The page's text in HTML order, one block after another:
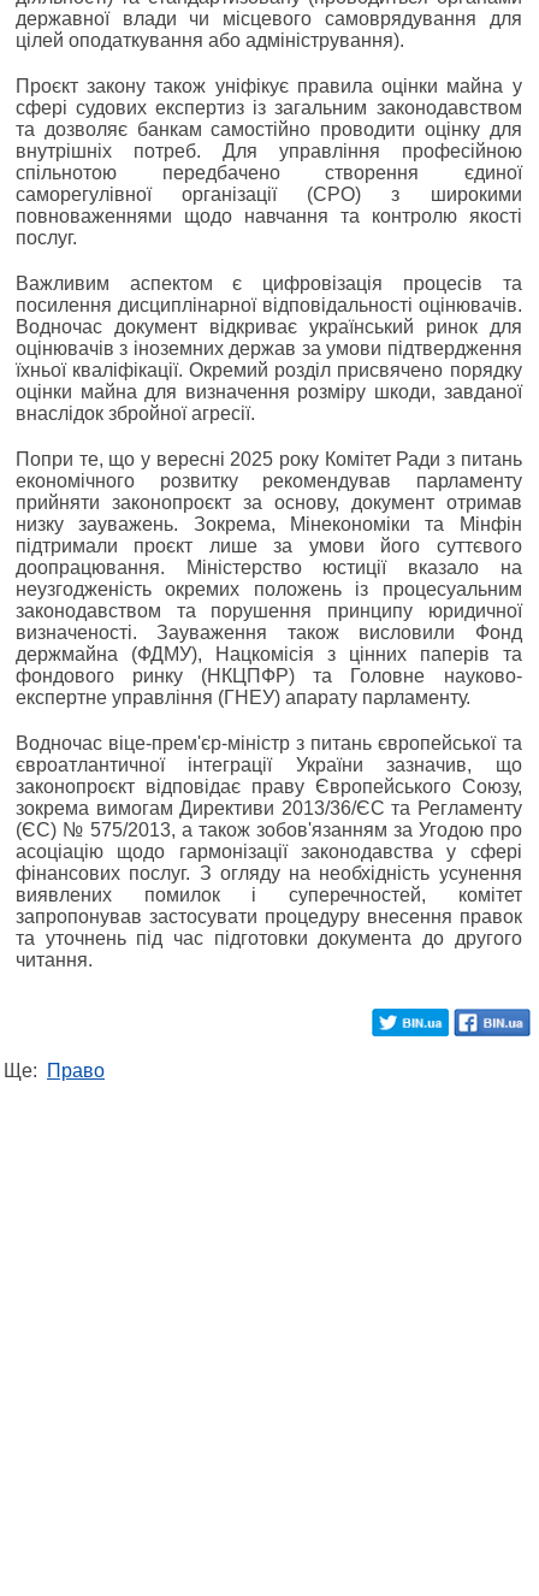
державної влади чи місцевого самоврядування для
цілей оподаткування або адміністрування).
Проєкт закону також уніфікує правила оцінки майна у
сфері судових експертиз із загальним законодавством
та дозволяє банкам самостійно проводити оцінку для
внутрішніх потреб. Для управління професійною
спільнотою передбачено створення єдиної
саморегулівної організації (СРО) з широкими
повноваженнями щодо навчання та контролю якості
послуг.
Важливим аспектом є цифровізація процесів та
посилення дисциплінарної відповідальності оцінювачів.
Водночас документ відкриває український ринок для
оцінювачів з іноземних держав за умови підтвердження
їхньої кваліфікації. Окремий розділ присвячено порядку
оцінки майна для визначення розміру шкоди, завданої
внаслідок збройної агресії.
Попри те, що у вересні 2025 року Комітет Ради з питань
економічного розвитку рекомендував парламенту
прийняти законопроєкт за основу, документ отримав
низку зауважень. Зокрема, Мінекономіки та Мінфін
підтримали проєкт лише за умови його суттєвого
доопрацювання. Міністерство юстиції вказало на
неузгодженість окремих положень із процесуальним
законодавством та порушення принципу юридичної
визначеності. Зауваження також висловили Фонд
держмайна (ФДМУ), Нацкомісія з цінних паперів та
фондового ринку (НКЦПФР) та Головне науково-
експертне управління (ГНЕУ) апарату парламенту.
Водночас віце-прем'єр-міністр з питань європейської та
євроатлантичної інтеграції України зазначив, що
законопроєкт відповідає праву Європейського Союзу,
зокрема вимогам Директиви 2013/36/ЄС та Регламенту
(ЄС) № 575/2013, а також зобов'язанням за Угодою про
асоціацію щодо гармонізації законодавства у сфері
фінансових послуг. З огляду на необхідність усунення
виявлених помилок і суперечностей, комітет
запропонував застосувати процедуру внесення правок
та уточнень під час підготовки документа до другого
читання.
Ще: Право